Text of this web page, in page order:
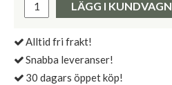
LÄGG I KUNDVAGN
Alltid fri frakt!
Snabba leveranser!
30 dagars öppet köp!